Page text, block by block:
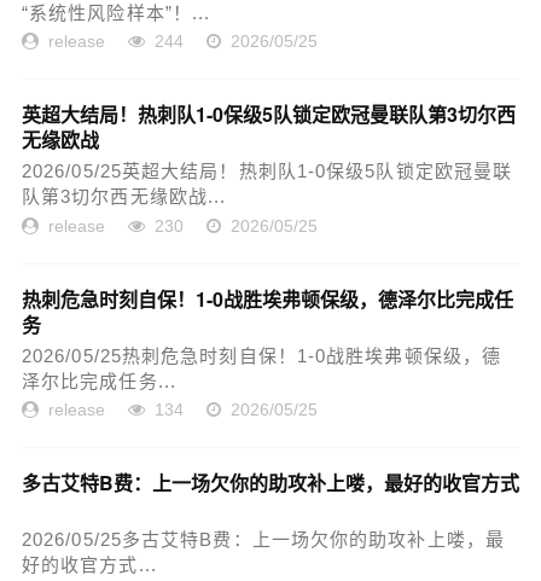
“系统性风险样本”！...
release 244 2026/05/25
英超大结局！热刺队1-0保级5队锁定欧冠曼联队第3切尔西
无缘欧战
2026/05/25英超大结局！热刺队1-0保级5队锁定欧冠曼联
队第3切尔西无缘欧战...
release 230 2026/05/25
热刺危急时刻自保！1-0战胜埃弗顿保级，德泽尔比完成任
务
2026/05/25热刺危急时刻自保！1-0战胜埃弗顿保级，德
泽尔比完成任务...
release 134 2026/05/25
多古艾特B费：上一场欠你的助攻补上喽，最好的收官方式
2026/05/25多古艾特B费：上一场欠你的助攻补上喽，最
好的收官方式...